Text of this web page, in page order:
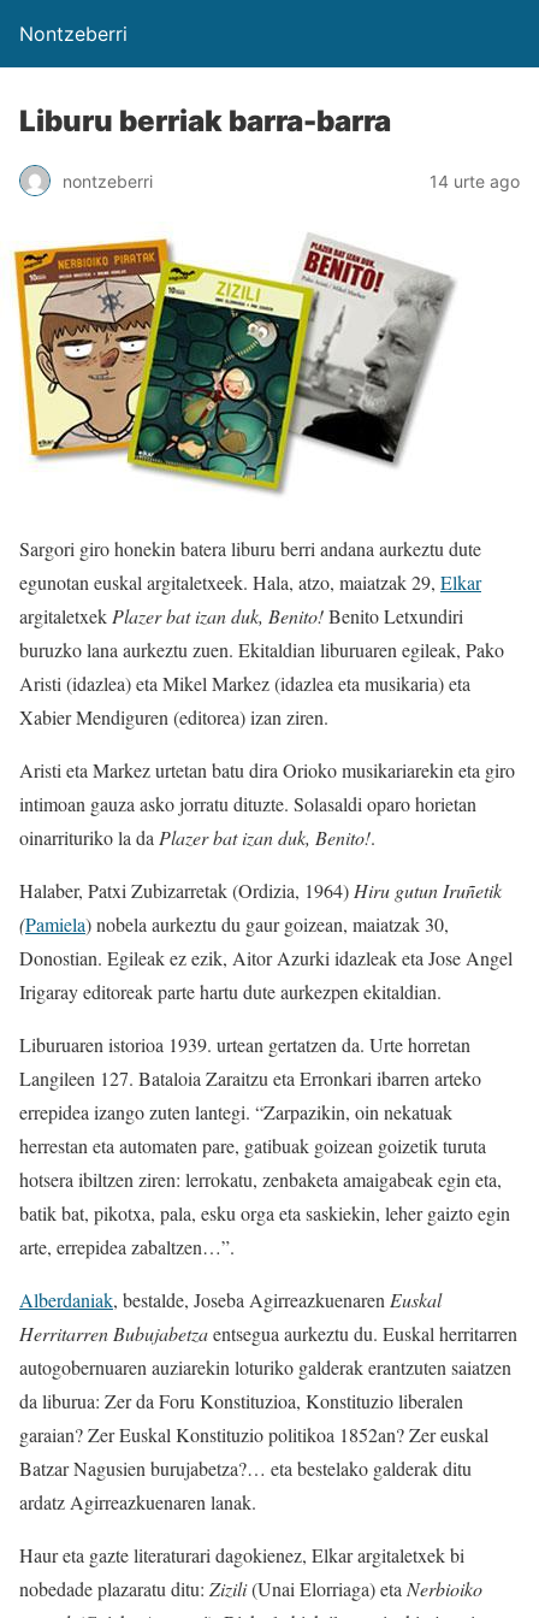
Nontzeberri
Liburu berriak barra-barra
nontzeberri 14 urte ago
Sargori giro honekin batera liburu berri andana aurkeztu dute
egunotan euskal argitaletxeek. Hala, atzo, maiatzak 29, Elkar
argitaletxek Plazer bat izan duk, Benito!Benito Letxundiri
buruzko lana aurkeztu zuen. Ekitaldian liburuaren egileak, Pako
Aristi (idazlea) eta Mikel Markez (idazlea eta musikaria) eta
Xabier Mendiguren (editorea) izan ziren.
Aristi eta Markez urtetan batu dira Orioko musikariarekin eta giro
intimoan gauza asko jorratu dituzte. Solasaldi oparo horietan
oinarrituriko la da Plazer bat izan duk, Benito!.
Halaber, Patxi Zubizarretak (Ordizia, 1964) Hiru gutun Iruñetik
(Pamiela) nobela aurkeztu du gaur goizean, maiatzak 30,
Donostian. Egileak ez ezik, Aitor Azurki idazleak eta Jose Angel
Irigaray editoreak parte hartu dute aurkezpen ekitaldian.
Liburuaren istorioa 1939. urtean gertatzen da. Urte horretan
Langileen 127. Bataloia Zaraitzu eta Erronkari ibarren arteko
errepidea izango zuten lantegi. “Zarpazikin, oin nekatuak
herrestan eta automaten pare, gatibuak goizean goizetik turuta
hotsera ibiltzen ziren: lerrokatu, zenbaketa amaigabeak egin eta,
batik bat, pikotxa, pala, esku orga eta saskiekin, leher gaizto egin
arte, errepidea zabaltzen…”.
Alberdaniak, bestalde, Joseba Agirreazkuenaren Euskal
Herritarren Bubujabetzaentsegua aurkeztu du. Euskal herritarren
autogobernuaren auziarekin loturiko galderak erantzuten saiatzen
da liburua: Zer da Foru Konstituzioa, Konstituzio liberalen
garaian? Zer Euskal Konstituzio politikoa 1852an? Zer euskal
Batzar Nagusien burujabetza?… eta bestelako galderak ditu
ardatz Agirreazkuenaren lanak.
Haur eta gazte literaturari dagokienez, Elkar argitaletxek bi
nobedade plazaratu ditu: Zizili(Unai Elorriaga) eta Nerbioiko